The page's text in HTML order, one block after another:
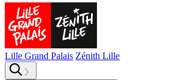
Lille Grand Palais Zénith Lille